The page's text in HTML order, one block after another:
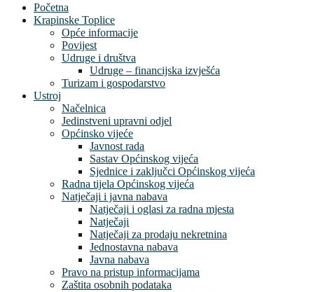
Početna
Krapinske Toplice
Opće informacije
Povijest
Udruge i društva
Udruge – financijska izvješća
Turizam i gospodarstvo
Ustroj
Načelnica
Jedinstveni upravni odjel
Općinsko vijeće
Javnost rada
Sastav Općinskog vijeća
Sjednice i zaključci Općinskog vijeća
Radna tijela Općinskog vijeća
Natječaji i javna nabava
Natječaji i oglasi za radna mjesta
Natječaji
Natječaji za prodaju nekretnina
Jednostavna nabava
Javna nabava
Pravo na pristup informacijama
Zaštita osobnih podataka